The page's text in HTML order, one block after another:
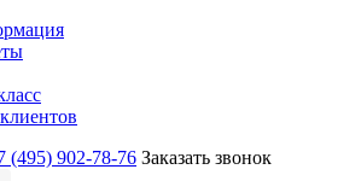
(495) 902-78-76 Заказать звонок